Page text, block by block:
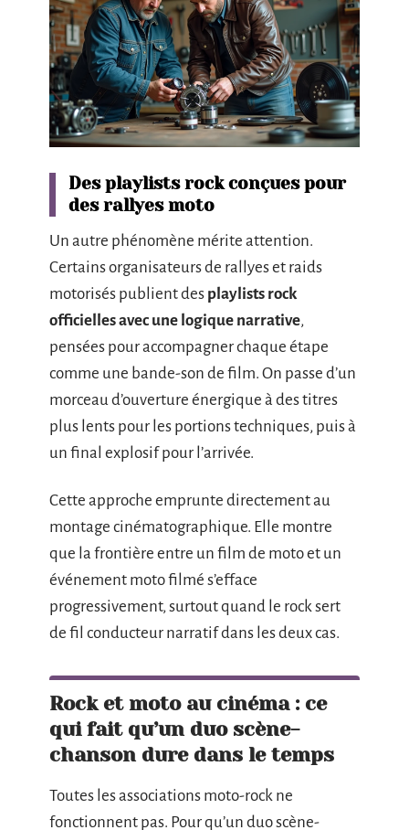
Des playlists rock conçues pour
des rallyes moto
Un autre phénomène mérite attention.
Certains organisateurs de rallyes et raids
motorisés publient des playlists rock
officielles avec une logique narrative,
pensées pour accompagner chaque étape
comme une bande-son de film. On passe d’un
morceau d’ouverture énergique à des titres
plus lents pour les portions techniques, puis à
un final explosif pour l’arrivée.
Cette approche emprunte directement au
montage cinématographique. Elle montre
que la frontière entre un film de moto et un
événement moto filmé s’efface
progressivement, surtout quand le rock sert
de fil conducteur narratif dans les deux cas.
Rock et moto au cinéma : ce
qui fait qu’un duo scène-
chanson dure dans le temps
Toutes les associations moto-rock ne
fonctionnent pas. Pour qu’un duo scène-